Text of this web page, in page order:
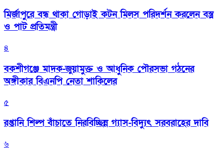
মির্জাপুরে বন্ধ থাকা গোড়াই কটন মিলস পরিদর্শন করলেন বস্ত্র
ও পাট প্রতিমন্ত্রী
৪
বকশীগঞ্জে মাদক-জুয়ামুক্ত ও আধুনিক পৌরসভা গঠনের
অঙ্গীকার বিএনপি নেতা শাকিলের
৫
রপ্তানি শিল্প বাঁচাতে নিরবিচ্ছিন্ন গ্যাস-বিদ্যুৎ সরবরাহের দাবি
৬